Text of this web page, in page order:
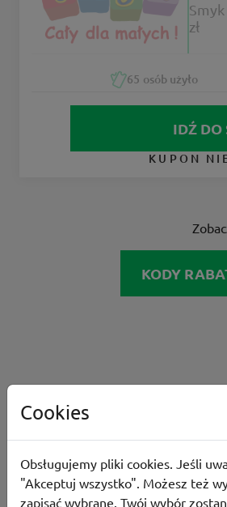
zł
65 osób użyło
IDŹ DO
KUPON
KODY
Cookies
Obsługujemy pliki cookies. Jeśli
"Akceptuj wszystko". Możesz też
zapisać wybrane. Twój wybór